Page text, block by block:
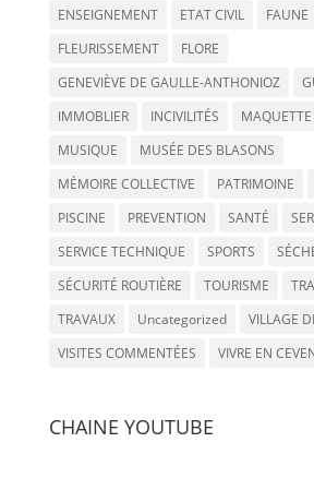
ENSEIGNEMENT
ETAT CIVIL FAUNE
FLEURISSEMENT
FLORE
GENEVIÈVE DE GAULLE-ANTHONIOZ
IMMOBLIER
INCIVILITÉS MAQUETTE
MUSIQUE
MUSÉE DES BLASONS
MÉMOIRE COLLECTIVE
PATRIMOINE
PISCINE
PREVENTION SANTÉ
SERVICE TECHNIQUE
SPORTS
SÉCURITÉ ROUTIÈRE
TOURISME
TRAVAUX
Uncategorized
VILLAGE
VISITES COMMENTÉES
VIVRE EN
CHAINE YOUTUBE